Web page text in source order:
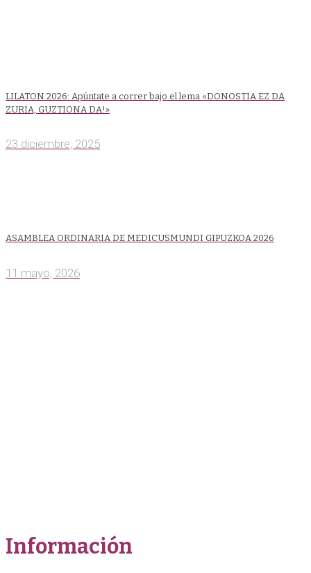
LILATON 2026: Apúntate a correr bajo el lema «DONOSTIA EZ DA
ZURIA, GUZTIONA DA!»
23 diciembre, 2025
ASAMBLEA ORDINARIA DE MEDICUSMUNDI GIPUZKOA 2026
11 mayo, 2026
Información